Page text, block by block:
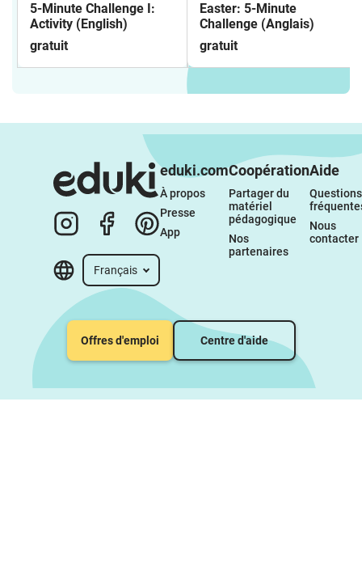
5-Minute Challenge I:
Activity (English)
gratuit
Easter: 5-Minute
Challenge (Anglais)
gratuit
Français
eduki.com
À propos
Presse
App
Coopération
Partager du
matériel
pédagogique
Nos
partenaires
Aide
Questions
Nous
contacter
Offres d'emploi Centre d'aide